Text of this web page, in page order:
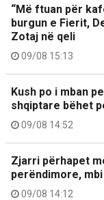
“Më ftuan për
burgun e Fierit,
Zotaj në qeli
09/08 15:13
Kush po i mban
shqiptare bëhet
09/08 14:52
Zjarri përhapet
perëndimore,
09/08 14:12